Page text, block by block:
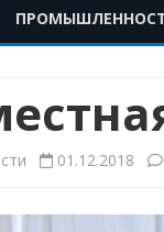
01.12.2018